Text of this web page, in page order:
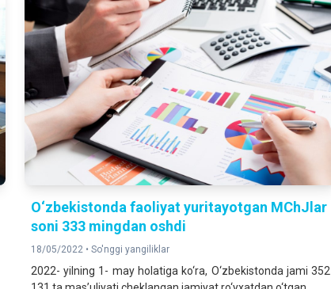
O‘zbekistonda faoliyat yuritayotgan MChJlar
soni 333 mingdan oshdi
18/05/2022 • So'nggi yangiliklar
2022- yilning 1- may holatiga ko‘ra, O‘zbekistonda jami 352